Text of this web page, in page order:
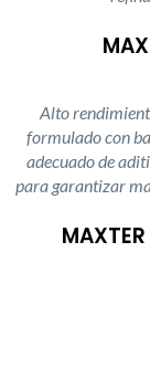
Alto
formulado con
adecuado de
para garantizar